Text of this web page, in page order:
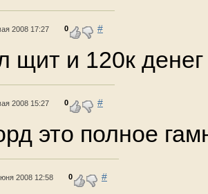
2008 17:27 0 #
щит и 120к
2008 15:27 0 #
это полное
2008 12:58 0 #